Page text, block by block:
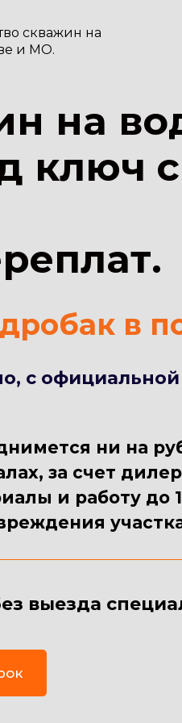
скважин на
и МО.
на
ключ
в
с
ни на
за счет
и работу до
выезда